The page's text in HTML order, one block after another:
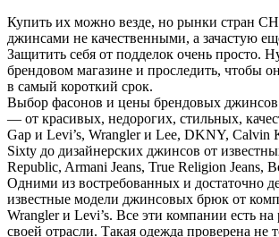
Купить их можно везде, но рынки стран
джинсами не качественными, а зачастую
Защитить себя от подделок очень просто.
брендовом магазине и проследить, чтобы
в самый короткий срок.
Выбор фасонов и цены брендовых джинсов
— от красивых, недорогих, стильных,
Gap и Levi’s, Wrangler и Lee, DKNY, Calvin
Sixty до дизайнерских джинсов от
Republic, Armani Jeans, True Religion Jeans,
Одними из востребованных и достаточно
известные модели джинсовых брюк от
Wrangler и Levi’s. Все эти компании есть
своей отрасли. Такая одежда проверена не